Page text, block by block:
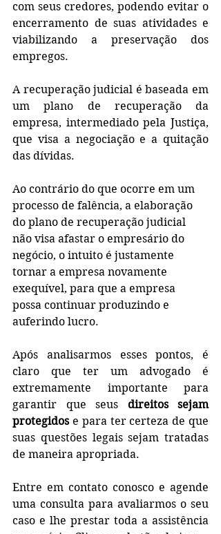
com seus credores, podendo evitar o
encerramento de suas atividades e
viabilizando a preservação dos
empregos.
A recuperação judicial é baseada em
um plano de recuperação da
empresa, intermediado pela Justiça,
que visa a negociação e a quitação
das dívidas.
Ao contrário do que ocorre em um
processo de falência, a elaboração
do plano de recuperação judicial
não visa afastar o empresário do
negócio, o intuito é justamente
tornar a empresa novamente
exequível, para que a empresa
possa continuar produzindo e
auferindo lucro.
Após analisarmos esses pontos, é
claro que ter um advogado é
extremamente importante para
garantir que seus direitos sejam
protegidos e para ter certeza de que
suas questões legais sejam tratadas
de maneira apropriada.
Entre em contato conosco e agende
uma consulta para avaliarmos o seu
caso e lhe prestar toda a assistência